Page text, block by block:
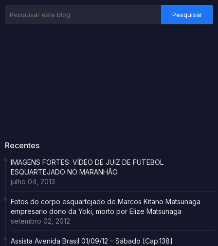
Recentes
IMAGENS FORTES: VÍDEO DE JUIZ DE FUTEBOL
ESQUARTEJADO NO MARANHÃO
julho 04, 2013
Fotos do corpo esquartejado de Marcos Kitano Matsunaga
empresario dono da Yoki, morto por Elize Matsunaga
setembro 02, 2012
Assista Avenida Brasil 01/09/12 – Sábado [Cap.138]